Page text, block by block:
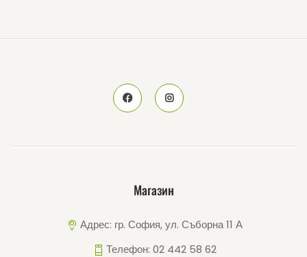
Магазин
Адрес: гр. София, ул. Съборна 11 А
Телефон: 02 442 58 62